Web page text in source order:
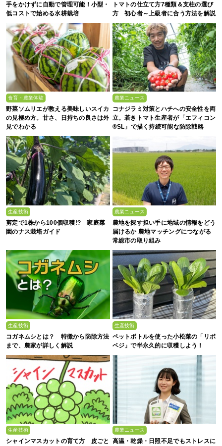
手をかけずに自動で管理可能！小型・
低コストで始める水耕栽培
トマトの仕立て方7種類＆支柱の選び
方 初心者～上級者に合う方法を解説
食育・農業体験
野菜ソムリエが教える美味しいスイカ
の見極め方。甘さ、日持ちの良さは外
見でわかる
農業ニュース
コナジラミ対策とハチへの安全性を両
立。若きトマト生産者が「エフィコン
®SL」で描く持続可能な防除戦略
生産技術
剪定で1株から100個収穫!? 家庭菜
園のナス栽培ガイド
農業ニュース
農地を探す担い手に地域の情報をどう
届けるか 農地マッチングにつながる
常総市の取り組み
生産技術
コガネムシとは？ 特徴から防除方法
まで、農家が詳しく解説
生産技術
ペットボトルを使った小松菜の「リボ
ベジ」で半永久的に収穫しよう！
生産技術
シャインマスカットの育て方 皮ごと
農業ニュース
高温・乾燥・日照不足でもストレスに